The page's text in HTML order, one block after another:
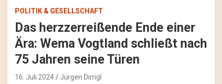
POLITIK & GESELLSCHAFT
Das herzzerreißende Ende einer
Ära: Wema Vogtland schließt nach
75 Jahren seine Türen
16. Juli 2024 Jürgen Dirrigl